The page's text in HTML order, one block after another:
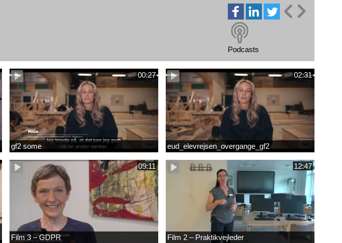
Podcasts
00:27
gf2 some
02:31
eud_elevrejsen_overgange_gf2
09:11
Film 3 – GDPR
12:47
Film 2 – Praktikvejleder